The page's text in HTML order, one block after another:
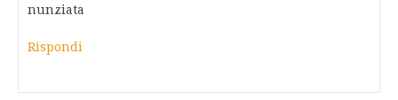
nunziata
Rispondi